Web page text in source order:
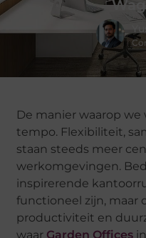
De manier waarop
tempo. Flexibiliteit,
staan steeds meer
werkomgevingen.
inspirerende
functioneel zijn, maar
productiviteit en
waar Garden Offices